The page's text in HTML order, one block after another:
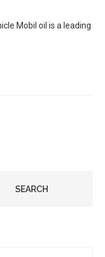
Mobil oil is a leading
SEARCH